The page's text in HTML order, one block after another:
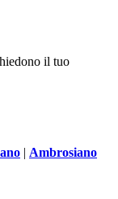
il tuo
| Ambrosiano